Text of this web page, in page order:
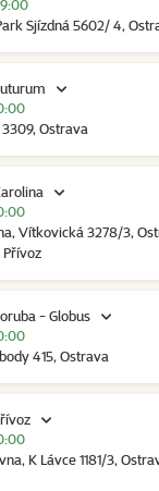
Sjízdná 5602/ 4,
Ostrava
Vítkovická 3278/3,
- Globus
415, Ostrava
K Lávce 1181/3,